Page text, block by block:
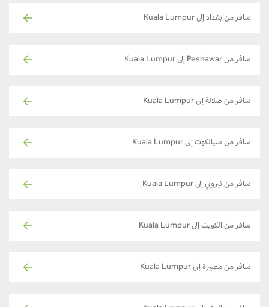
سافر من بغداد إلى Kuala Lumpur
سافر من Peshawar إلى Kuala Lumpur
سافر من صلالة إلى Kuala Lumpur
سافر من سيالكوت إلى Kuala Lumpur
سافر من نيروبي إلى Kuala Lumpur
سافر من الكويت إلى Kuala Lumpur
سافر من مصيرة إلى Kuala Lumpur